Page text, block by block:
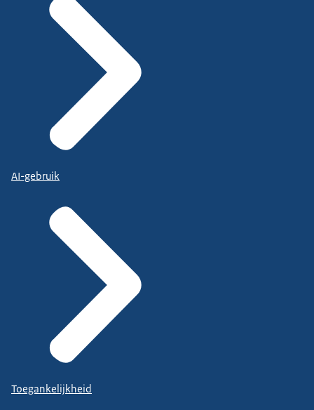
AI-gebruik
Toegankelijkheid